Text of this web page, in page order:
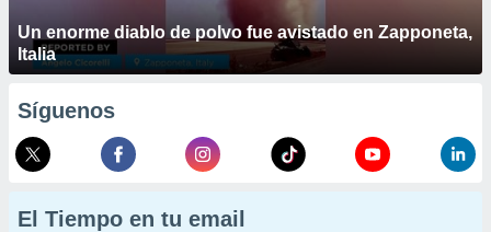
Un enorme diablo de polvo fue avistado en Zapponeta,
Italia
Síguenos
El Tiempo en tu email